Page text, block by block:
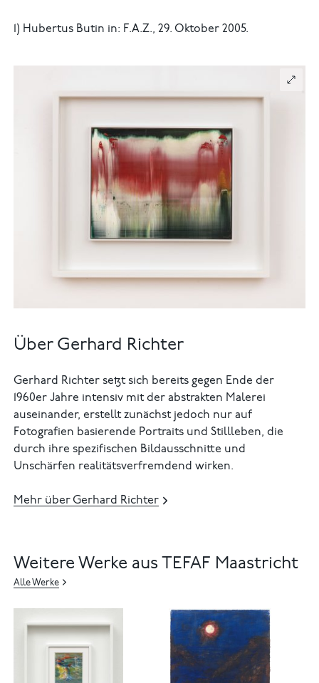
1) Hubertus Butin in: F.A.Z., 29. Oktober 2005.
Über Gerhard Richter
Gerhard Richter setzt sich bereits gegen Ende der
1960er Jahre intensiv mit der abstrakten Malerei
auseinander, erstellt zunächst jedoch nur auf
Fotografien basierende Portraits und Stillleben, die
durch ihre spezifischen Bildausschnitte und
Unschärfen realitätsverfremdend wirken.
Mehr über Gerhard Richter
Weitere Werke aus TEFAF Maastricht
Alle Werke